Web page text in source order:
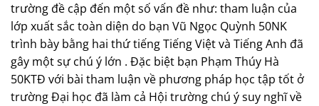
trường đề cập đến một số vấn đề như: tham luận của
lớp xuất sắc toàn diện do bạn Vũ Ngọc Quỳnh 50NK
trình bày bằng hai thứ tiếng Tiếng Việt và Tiếng Anh đã
gây một sự chú ý lớn . Đặc biệt bạn Phạm Thúy Hà
50KTĐ với bài tham luận về phương pháp học tập tốt ở
trường Đại học đã làm cả Hội trường chú ý suy nghĩ về